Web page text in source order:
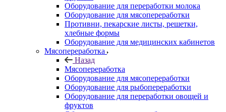
Оборудование для переработки молока
Оборудование для мясопереработки
Противни, пекарские листы, решетки,
хлебные формы
Оборудование для медицинских кабинетов
Мясопереработка
Назад
Мясопереработка
Оборудование для мясопереработки
Оборудование для рыбопереработки
Оборудование для переработки овощей и
фруктов